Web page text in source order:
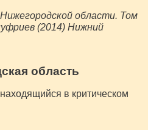
области. Том
(2014) Нижний
область
в критическом